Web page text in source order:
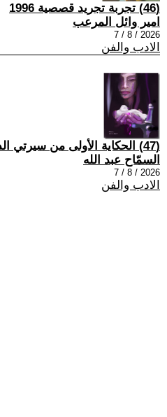
(46) تجربة تجريد قصصية 1996
امير وائل المرعب
2026 / 8 / 7
الادب والفن
(47) الحكاية الأولى من سيرتي الذاتية، 23
السمّاح عبد الله
2026 / 8 / 7
الادب والفن